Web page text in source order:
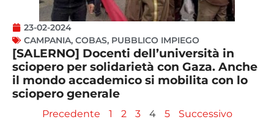
23-02-2024
CAMPANIA, COBAS, PUBBLICO IMPIEGO
[SALERNO] Docenti dell’università in
sciopero per solidarietà con Gaza. Anche
il mondo accademico si mobilita con lo
sciopero generale
Precedente 1 2 3 4 5 Successivo